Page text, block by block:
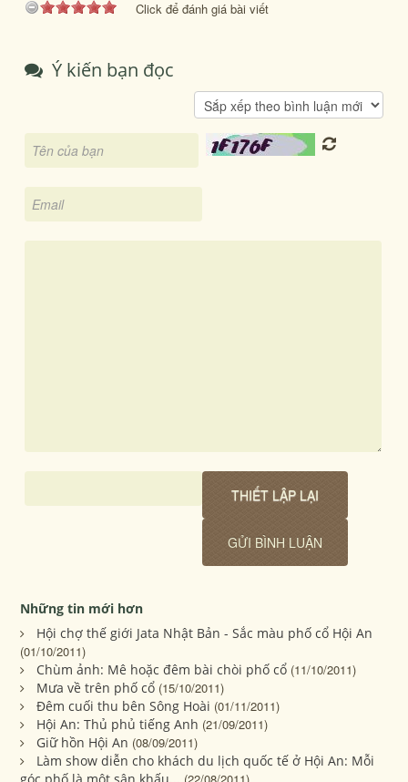
Click để đánh giá bài viết
Ý kiến bạn đọc
Những tin mới hơn
Hội chợ thế giới Jata Nhật Bản - Sắc màu phố cổ Hội An
(01/10/2011)
Chùm ảnh: Mê hoặc đêm bài chòi phố cổ (11/10/2011)
Mưa về trên phố cổ (15/10/2011)
Đêm cuối thu bên Sông Hoài (01/11/2011)
Hội An: Thủ phủ tiếng Anh (21/09/2011)
Giữ hồn Hội An (08/09/2011)
Làm show diễn cho khách du lịch quốc tế ở Hội An: Mỗi